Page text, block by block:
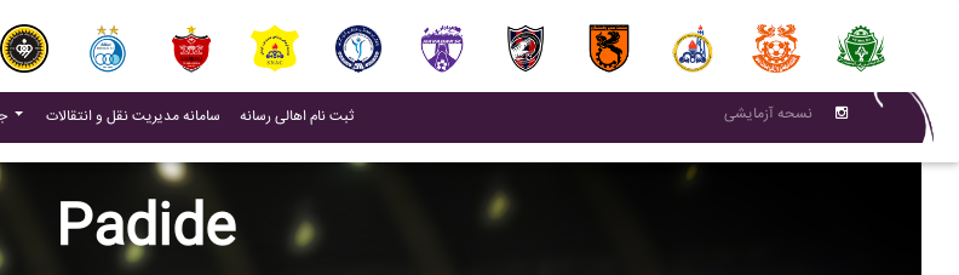
جدول بازی ها سامانه مدیریت نقل و انتقالات (current)
ثبت نام اهالی رسانه(current) نسحه آزمایشی
Padide